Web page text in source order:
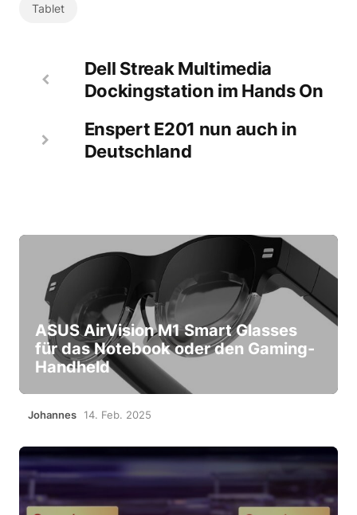
Tablet
Dell Streak Multimedia
Dockingstation im Hands On
Enspert E201 nun auch in
Deutschland
ASUS AirVision M1 Smart Glasses
für das Notebook oder den Gaming-
Handheld
Johannes 14. Feb. 2025